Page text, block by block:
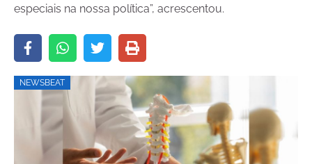
especiais na nossa política”, acrescentou.
NEWSBEAT